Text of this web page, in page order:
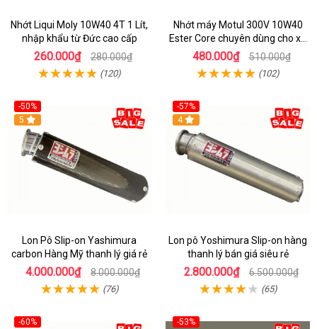
Nhớt Liqui Moly 10W40 4T 1 Lít,
nhập khẩu từ Đức cao cấp
260.000₫ 280.000₫
(120)
Nhớt máy Motul 300V 10W40
Ester Core chuyên dùng cho xe
mô tô phân khối lớn
480.000₫ 510.000₫
(102)
-50%
5
Lon Pô Slip-on Yashimura
carbon Hàng Mỹ thanh lý giá rẻ
4.000.000₫ 8.000.000₫
(76)
-57%
4
Lon pô Yoshimura Slip-on hàng
thanh lý bán giá siêu rẻ
2.800.000₫ 6.500.000₫
(65)
-60%
-53%